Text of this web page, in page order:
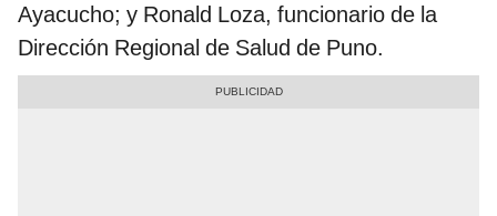
Ayacucho; y Ronald Loza, funcionario de la
Dirección Regional de Salud de Puno.